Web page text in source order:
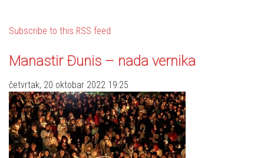
Subscribe to this RSS feed
Manastir Đunis – nada vernika
četvrtak, 20 oktobar 2022 19:25